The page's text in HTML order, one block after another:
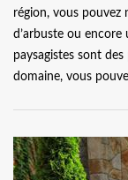
région, vous pouvez
d’arbuste ou
paysagistes sont
domaine, vous